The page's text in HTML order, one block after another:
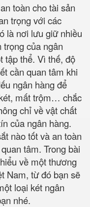
toàn cho tài sản
trọng với các
là nơi lưu giữ nhiều
trọng của ngân
tập thể. Vì thế, độ
cần quan tâm khi
ngân hàng để
mất trộm… chắc
chỉ về vật chất
của ngân hàng.
nào tốt và an toàn
tâm. Trong bài
về một thương
Nam, từ đó bạn sẽ
loại két ngân
nhé.